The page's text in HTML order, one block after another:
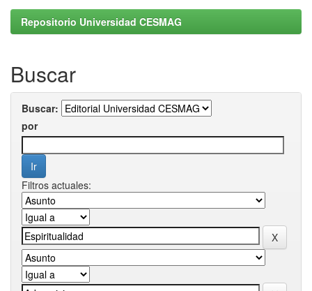
Repositorio Universidad CESMAG
Buscar
Buscar:
por
Filtros actuales: